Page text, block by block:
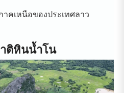
คเหนือของประเทศลาว
ติหินน้ำโน